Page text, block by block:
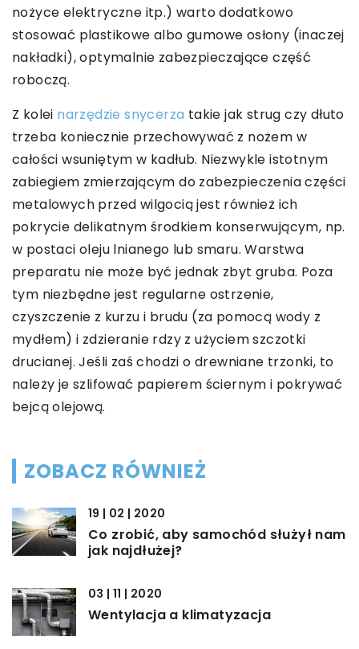
nożyce elektryczne itp.) warto dodatkowo
stosować plastikowe albo gumowe osłony (inaczej
nakładki), optymalnie zabezpieczające część
roboczą.
Z kolei narzędzie snycerza takie jak strug czy dłuto
trzeba koniecznie przechowywać z nożem w
całości wsuniętym w kadłub. Niezwykle istotnym
zabiegiem zmierzającym do zabezpieczenia części
metalowych przed wilgocią jest również ich
pokrycie delikatnym środkiem konserwującym, np.
w postaci oleju lnianego lub smaru. Warstwa
preparatu nie może być jednak zbyt gruba. Poza
tym niezbędne jest regularne ostrzenie,
czyszczenie z kurzu i brudu (za pomocą wody z
mydłem) i zdzieranie rdzy z użyciem szczotki
drucianej. Jeśli zaś chodzi o drewniane trzonki, to
należy je szlifować papierem ściernym i pokrywać
bejcą olejową.
ZOBACZ RÓWNIEŻ
19 | 02 | 2020
Co zrobić, aby samochód służył nam
jak najdłużej?
03 | 11 | 2020
Wentylacja a klimatyzacja